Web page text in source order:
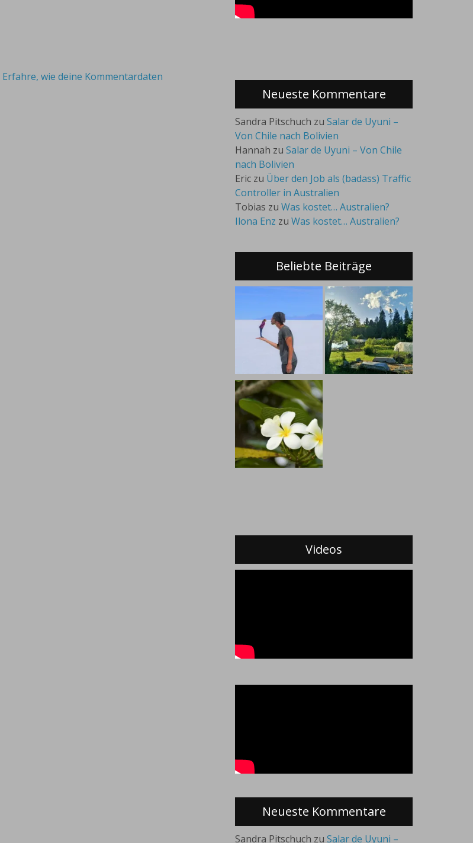
Erfahre, wie deine Kommentardaten
Neueste Kommentare
Sandra Pitschuch zu Salar de Uyuni –
Von Chile nach Bolivien
Hannah zu Salar de Uyuni – Von Chile
nach Bolivien
Eric zu Über den Job als (badass) Traffic
Controller in Australien
Tobias zu Was kostet… Australien?
Ilona Enz zu Was kostet… Australien?
Beliebte Beiträge
Videos
Neueste Kommentare
Sandra Pitschuch zu Salar de Uyuni –